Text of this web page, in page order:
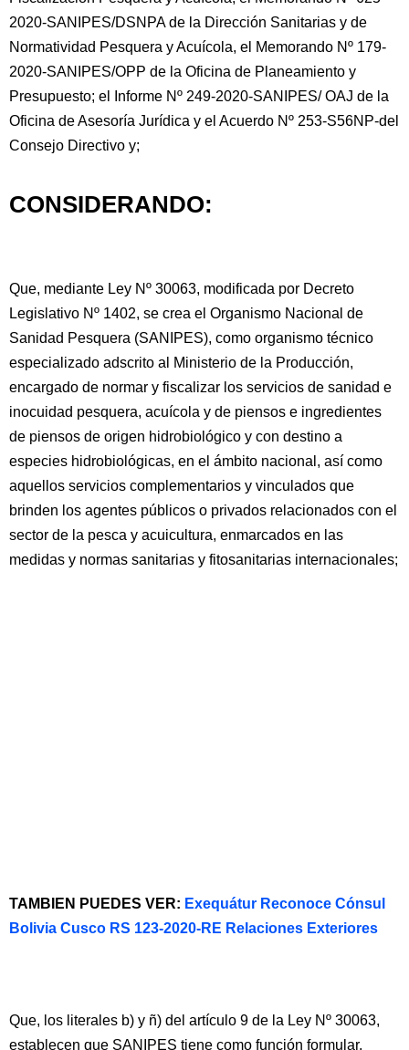
2020-SANIPES/DSNPA de la Dirección Sanitarias y de
Normatividad Pesquera y Acuícola, el Memorando Nº 179-
2020-SANIPES/OPP de la Oficina de Planeamiento y
Presupuesto; el Informe Nº 249-2020-SANIPES/ OAJ de la
Oficina de Asesoría Jurídica y el Acuerdo Nº 253-S56NP-del
Consejo Directivo y;
CONSIDERANDO:
Que, mediante Ley Nº 30063, modificada por Decreto
Legislativo Nº 1402, se crea el Organismo Nacional de
Sanidad Pesquera (SANIPES), como organismo técnico
especializado adscrito al Ministerio de la Producción,
encargado de normar y fiscalizar los servicios de sanidad e
inocuidad pesquera, acuícola y de piensos e ingredientes
de piensos de origen hidrobiológico y con destino a
especies hidrobiológicas, en el ámbito nacional, así como
aquellos servicios complementarios y vinculados que
brinden los agentes públicos o privados relacionados con el
sector de la pesca y acuicultura, enmarcados en las
medidas y normas sanitarias y fitosanitarias internacionales;
TAMBIEN PUEDES VER: Exequátur Reconoce Cónsul
Bolivia Cusco RS 123-2020-RE Relaciones Exteriores
Que, los literales b) y ñ) del artículo 9 de la Ley Nº 30063,
establecen que SANIPES tiene como función formular,